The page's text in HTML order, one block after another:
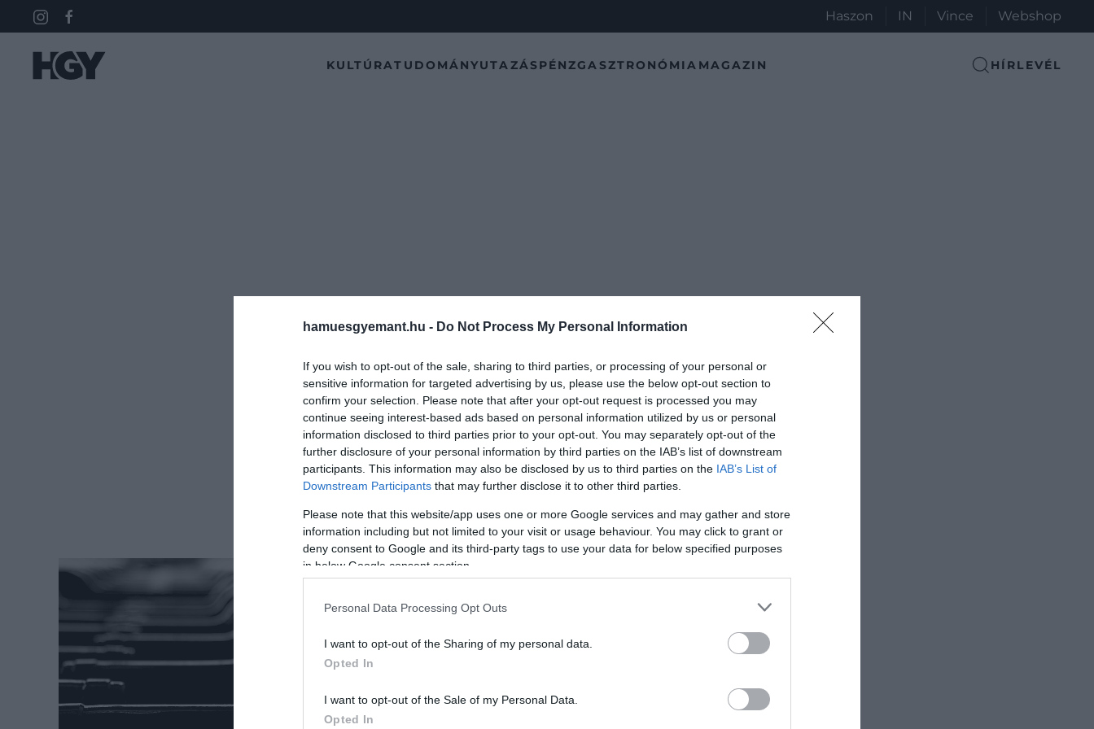
hamuesgyemant.hu - Do Not Process My Personal Information
If you wish to opt-out of the sale, sharing to third parties, or processing of your personal or
sensitive information for targeted advertising by us, please use the below opt-out section to
confirm your selection. Please note that after your opt-out request is processed you may
continue seeing interest-based ads based on personal information utilized by us or personal
information disclosed to third parties prior to your opt-out. You may separately opt-out of the
further disclosure of your personal information by third parties on the IAB’s list of downstream
participants. This information may also be disclosed by us to third parties on the IAB’s List of
Downstream Participants that may further disclose it to other third parties.
Please note that this website/app uses one or more Google services and may gather and store
information including but not limited to your visit or usage behaviour. You may click to grant or
deny consent to Google and its third-party tags to use your data for below specified purposes
in below Google consent section.
Personal Data Processing Opt Outs
I want to opt-out of the Sharing of my personal data.
Opted In
I want to opt-out of the Sale of my Personal Data.
Opted In
Haszon IN Vince Webshop
KULTÚRATUDOMÁNYUTAZÁSPÉNZGASZTRONÓMIA MAGAZIN HÍRLEVÉL